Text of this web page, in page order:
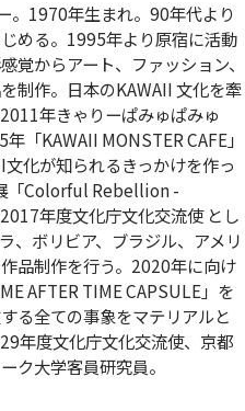
。1970年生まれ。90年代より
める。1995年より原宿に活動
覚からアート、ファッション、
制作。日本のKAWAII 文化を牽
年きゃりーぱみゅぱみゅ
「KAWAII MONSTER CAFE」
化が知られるきっかけを作っ
「Colorful Rebellion -
年度文化庁文化交流使 とし
、ボリビア、ブラジル、アメリ
品制作を行う。2020年に向け
AFTER TIME CAPSULE」を
る全ての事象をマテリアルと
年度文化庁文化交流使、京都
ク大学客員研究員。